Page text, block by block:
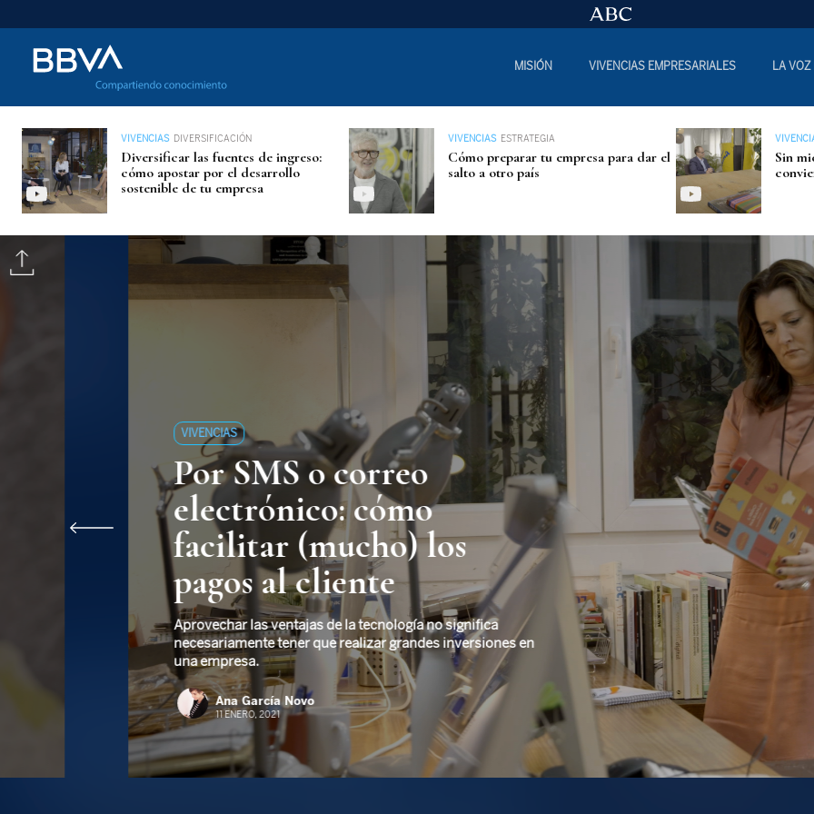
MISIÓN VIVENCIAS EMPRESARIALES LA VOZ
VIVENCIAS DIVERSIFICACIÓN
Diversificar las fuentes de ingreso:
cómo apostar por el desarrollo
sostenible de tu empresa
VIVENCIAS ESTRATEGIA
Cómo preparar tu empresa para dar el
salto a otro país
Sin
VIVENCIAS
Por SMS o correo
electrónico: cómo
facilitar (mucho) los
pagos al cliente
Aprovechar las ventajas de la tecnología no significa
necesariamente tener que realizar grandes inversiones en
una empresa.
Ana García Novo
11 ENERO, 2021